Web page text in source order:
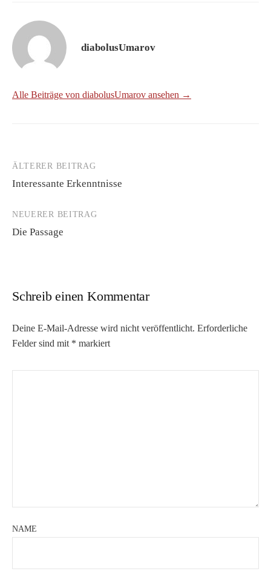
diabolusUmarov
Alle Beiträge von diabolusUmarov ansehen →
Beitrags-
Navigation
ÄLTERER BEITRAG
Interessante Erkenntnisse
NEUERER BEITRAG
Die Passage
Schreib einen Kommentar
Deine E-Mail-Adresse wird nicht veröffentlicht. Erforderliche
Felder sind mit * markiert
NAME